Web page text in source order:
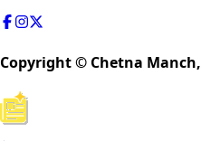
Copyright © Chetna Manch,